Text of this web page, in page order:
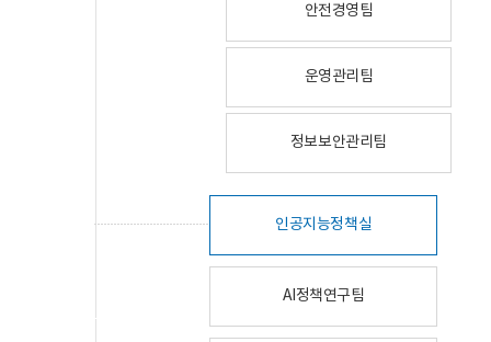
안전경영팀
운영관리팀
정보보안관리팀
인공지능정책실
AI정책연구팀